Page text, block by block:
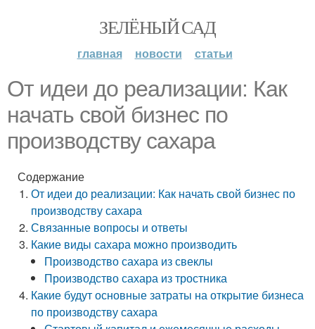
ЗЕЛЁНЫЙ САД
главная новости статьи
От идеи до реализации: Как
начать свой бизнес по
производству сахара
Содержание
От идеи до реализации: Как начать свой бизнес по
производству сахара
Связанные вопросы и ответы
Какие виды сахара можно производить
Производство сахара из свеклы
Производство сахара из тростника
Какие будут основные затраты на открытие бизнеса
по производству сахара